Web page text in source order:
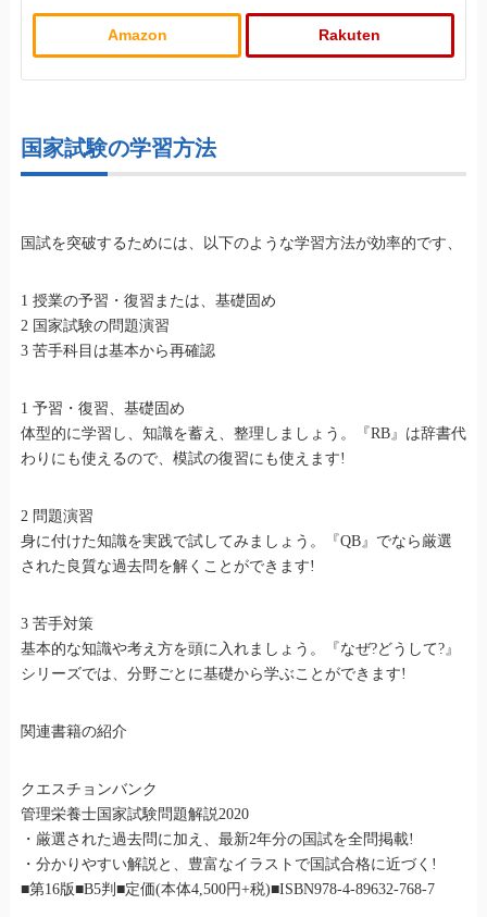
Amazon Rakuten
国家試験の学習方法
国試を突破するためには、以下のような学習方法が効率的です、
1 授業の予習・復習または、基礎固め
2 国家試験の問題演習
3 苦手科目は基本から再確認
1 予習・復習、基礎固め
体型的に学習し、知識を蓄え、整理しましょう。『RB』は辞書代
わりにも使えるので、模試の復習にも使えます!
2 問題演習
身に付けた知識を実践で試してみましょう。『QB』でなら厳選
された良質な過去問を解くことができます!
3 苦手対策
基本的な知識や考え方を頭に入れましょう。『なぜ?どうして?』
シリーズでは、分野ごとに基礎から学ぶことができます!
関連書籍の紹介
クエスチョンバンク
管理栄養士国家試験問題解説2020
・厳選された過去問に加え、最新2年分の国試を全問掲載!
・分かりやすい解説と、豊富なイラストで国試合格に近づく!
■第16版■B5判■定価(本体4,500円+税)■ISBN978-4-89632-768-7